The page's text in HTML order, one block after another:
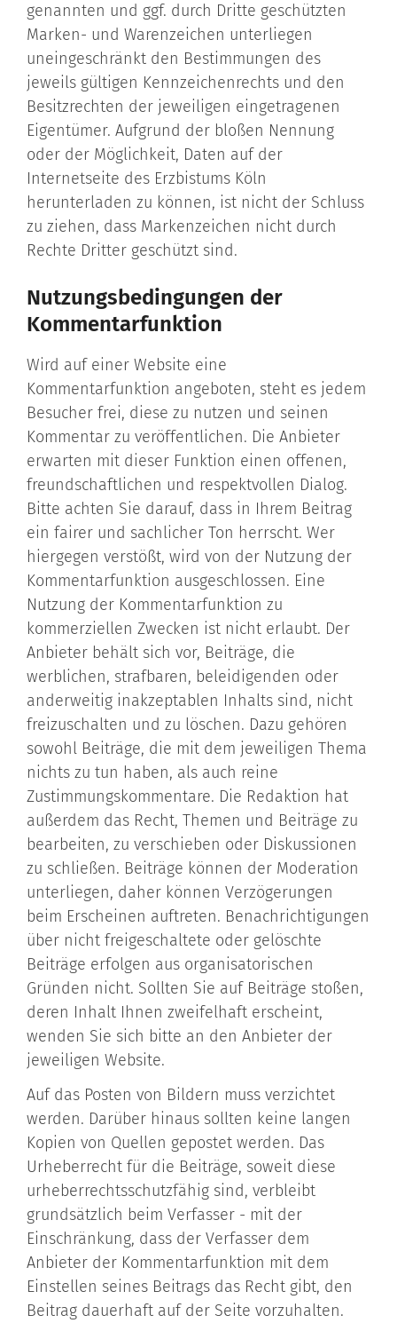
genannten und ggf. durch Dritte geschützten
Marken- und Warenzeichen unterliegen
uneingeschränkt den Bestimmungen des
jeweils gültigen Kennzeichenrechts und den
Besitzrechten der jeweiligen eingetragenen
Eigentümer. Aufgrund der bloßen Nennung
oder der Möglichkeit, Daten auf der
Internetseite des Erzbistums Köln
herunterladen zu können, ist nicht der Schluss
zu ziehen, dass Markenzeichen nicht durch
Rechte Dritter geschützt sind.
Nutzungsbedingungen der
Kommentarfunktion
Wird auf einer Website eine
Kommentarfunktion angeboten, steht es jedem
Besucher frei, diese zu nutzen und seinen
Kommentar zu veröffentlichen. Die Anbieter
erwarten mit dieser Funktion einen offenen,
freundschaftlichen und respektvollen Dialog.
Bitte achten Sie darauf, dass in Ihrem Beitrag
ein fairer und sachlicher Ton herrscht. Wer
hiergegen verstößt, wird von der Nutzung der
Kommentarfunktion ausgeschlossen. Eine
Nutzung der Kommentarfunktion zu
kommerziellen Zwecken ist nicht erlaubt. Der
Anbieter behält sich vor, Beiträge, die
werblichen, strafbaren, beleidigenden oder
anderweitig inakzeptablen Inhalts sind, nicht
freizuschalten und zu löschen. Dazu gehören
sowohl Beiträge, die mit dem jeweiligen Thema
nichts zu tun haben, als auch reine
Zustimmungskommentare. Die Redaktion hat
außerdem das Recht, Themen und Beiträge zu
bearbeiten, zu verschieben oder Diskussionen
zu schließen. Beiträge können der Moderation
unterliegen, daher können Verzögerungen
beim Erscheinen auftreten. Benachrichtigungen
über nicht freigeschaltete oder gelöschte
Beiträge erfolgen aus organisatorischen
Gründen nicht. Sollten Sie auf Beiträge stoßen,
deren Inhalt Ihnen zweifelhaft erscheint,
wenden Sie sich bitte an den Anbieter der
jeweiligen Website.
Auf das Posten von Bildern muss verzichtet
werden. Darüber hinaus sollten keine langen
Kopien von Quellen gepostet werden. Das
Urheberrecht für die Beiträge, soweit diese
urheberrechtsschutzfähig sind, verbleibt
grundsätzlich beim Verfasser - mit der
Einschränkung, dass der Verfasser dem
Anbieter der Kommentarfunktion mit dem
Einstellen seines Beitrags das Recht gibt, den
Beitrag dauerhaft auf der Seite vorzuhalten.